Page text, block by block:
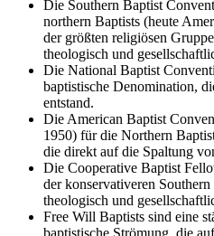
Die Southern Baptist
northern Baptists (heute
der größten religiösen
theologisch und
Die National Baptist
baptistische Denomination,
entstand.
Die American Baptist
1950) für die Northern
die direkt auf die Spaltung
Die Cooperative Baptist
der konservativeren
theologisch und
Free Will Baptists sind eine
baptistische Strömung, die